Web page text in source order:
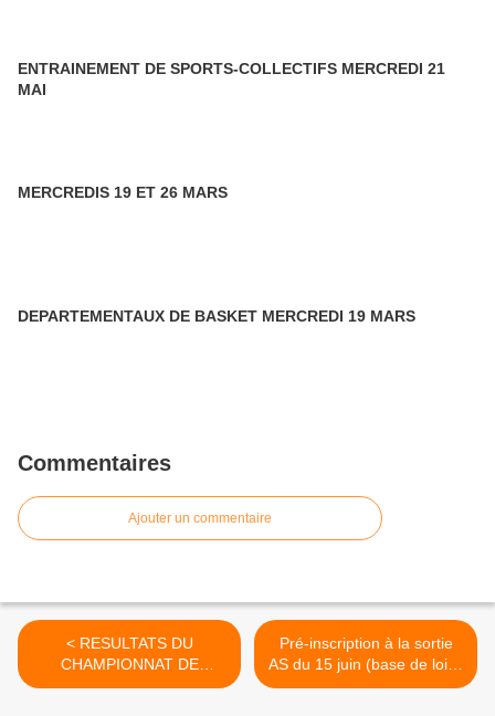
ENTRAINEMENT DE SPORTS-COLLECTIFS MERCREDI 21
MAI
MERCREDIS 19 ET 26 MARS
DEPARTEMENTAUX DE BASKET MERCREDI 19 MARS
Commentaires
Ajouter un commentaire
< RESULTATS DU
CHAMPIONNAT DE
FRANCE DE CROSS
Pré-inscription à la sortie
AS du 15 juin (base de loisir
de Cergy-Pontoise) >